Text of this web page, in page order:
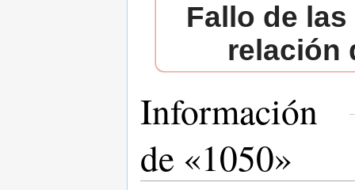
Fallo de
relación
Información
de «1050»